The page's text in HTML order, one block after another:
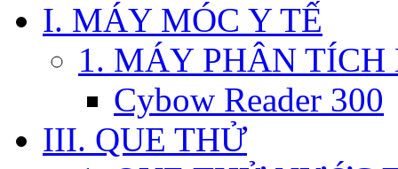
I. MÁY MÓC Y TẾ
1. MÁY PHÂN TÍCH
Cybow Reader 300
III. QUE THỬ